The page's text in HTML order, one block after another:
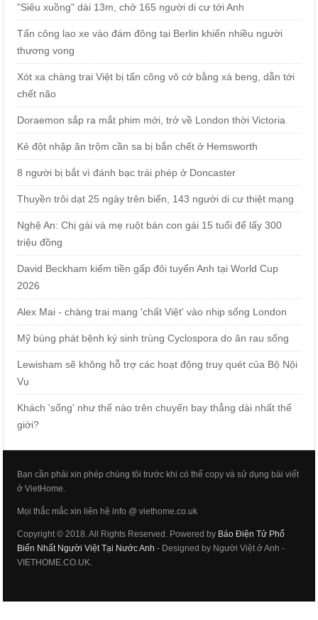
"Siêu xuồng" dài 13m, chở 165 người di cư tới Anh
Tấn công lao xe vào đám đông tại Berlin khiến nhiều người
thương vong
Xót xa chàng trai Việt bị tấn công vô cớ bằng xà beng, dẫn tới
chết não
Doraemon sắp ra mắt phim mới, trở về London thời Victoria
Kẻ đột nhập ăn trộm cần sa bị bắn chết ở Hemsworth
8 người bị bắt vì đánh bạc trái phép ở Doncaster
Thuyền trôi dạt 25 ngày trên biển, 143 người di cư thiệt mạng
Nghệ An: Chị gái và mẹ ruột bán con gái 15 tuổi để lấy 300
triệu đồng
David Beckham kiếm tiền gấp đôi tuyển Anh tại World Cup
2026
Alex Mai - chàng trai mang 'chất Việt' vào nhịp sống London
Mỹ bùng phát bệnh ký sinh trùng Cyclospora do ăn rau sống
Lewisham sẽ không hỗ trợ các hoạt động truy quét của Bộ Nội
Vụ
Khách 'sống' như thế nào trên chuyến bay thẳng dài nhất thế
giới?
Bạn cần phải xin phép chúng tôi trước khi có thể copy và sử dụng bài viết
ở VietHome.
Mọi thắc mắc xin liên hệ info @ viethome.co.uk
Copyright © 2018. All Rights Reserved. Powered by Báo Điện Tử Phổ
Biến Nhất Người Việt Tại Nước Anh - Designed by Người Việt ở Anh -
VIETHOME.CO.UK.